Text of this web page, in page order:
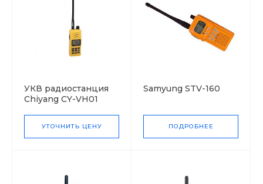
УКВ радиостанция
Chiyang CY-VH01
УТОЧНИТЬ ЦЕНУ
Samyung STV-160
ПОДРОБНЕЕ